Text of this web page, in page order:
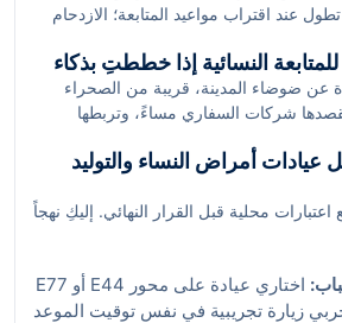
عند اقتراب مواعيد المتابعة؛ الازدحام
أو تباطؤ الحركة على طريق دبي–حتا E44 قرب مناطق التخييم
الشهيرة في لهباب، كلها تفاصيل يومية
نسائية قريبة وموثوقة. من واقع خبرتنا
المتابعة الدورية.
النسائية إذا خططتِ بذكاء
عن ضوضاء المدينة، قريبة من الصحراء
تقصدها شركات السفاري مساءً، وتربطها
كبيراً من العيادات داخلها، إلا أن
واحة دبي للسيليكون، العوير، الورسان،
الجنوب. الميزة العملية لسكان لهباب: مواقف
المترو ليس خياراً مباشراً هنا، وأقرب
المحطات على مسار 2020 في «إكسبو سيتي دبي» تتطلب سيارة أو
أمراض النساء والتوليد
اعتبارات محلية قبل القرار النهائي. إليكِ نهجاً
اختاري عيادة على محور E44 أو E77
زيارة تجريبية في نفس توقيت الموعد